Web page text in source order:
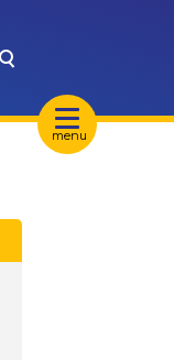
menu